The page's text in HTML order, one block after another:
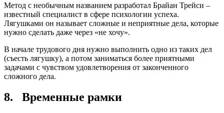
Метод с необычным названием разработал Брайан Трейси –
известный специалист в сфере психологии успеха.
Лягушками он называет сложные и неприятные дела, которые
нужно сделать даже через «не хочу».
В начале трудового дня нужно выполнить одно из таких дел
(съесть лягушку), а потом заниматься более приятными
задачами с чувством удовлетворения от законченного
сложного дела.
8. Временные рамки